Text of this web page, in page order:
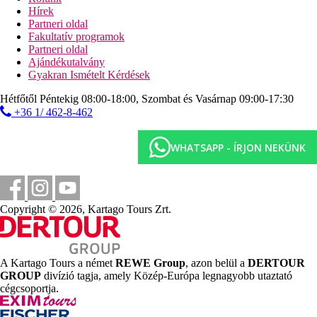
szauna
gőzfürdő
fitneszterem
kosárlabda
strandröplabda
aqua aerobic
aerobic
Sport és szórakozás térítés ellenében
spa-központ
masszázsok
jacuzzi
vízi sportok a strandon (helyi szolgáltatóknál)
All Inclusive Plus: minden étkezés büférendszerben,
reggeli későn kelőknek 10:00 és 11:00 óra között, Délután
snack-ételek, gözleme, szendvicsek, gyümölcs, kávé/tea
11:00 és 17:00 óra között, éjféli snack-ételek 23:00 és
Hírek
Partneri oldal
Fakultatív programok
Partneri oldal
Ajándékutalvány
Gyakran Ismételt Kérdések
Hétfőtől Péntekig 08:00-18:00, Szombat és Vasárnap 09:00-17:30
+36 1/ 462-8-462
WHATSAPP - ÍRJON NEKÜNK
Copyright © 2026, Kartago Tours Zrt.
A Kartago Tours a német REWE Group, azon belül a DERTOUR
GROUP divízió tagja, amely Közép-Európa legnagyobb utaztató
cégcsoportja.